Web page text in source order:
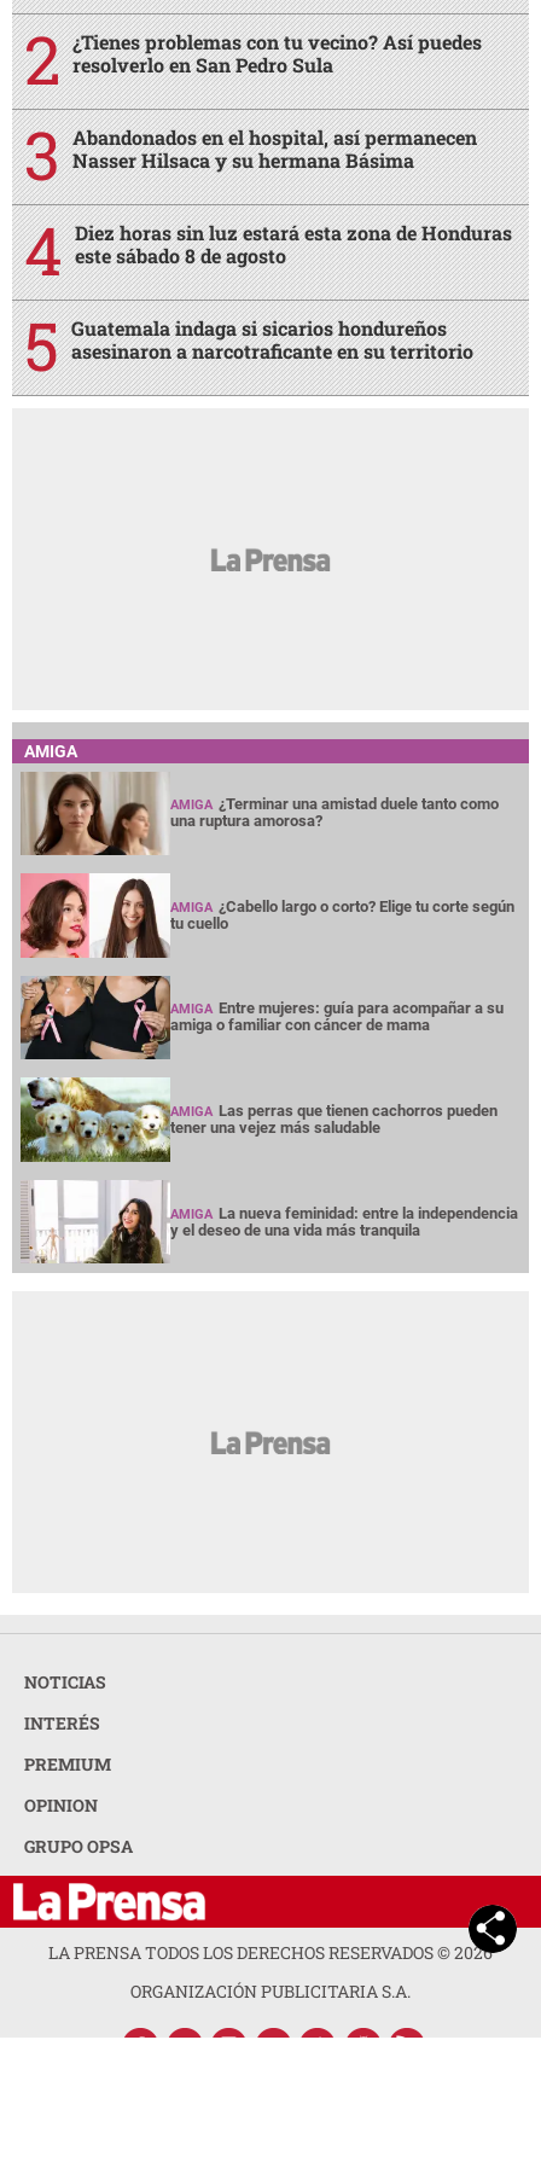
¿Tienes problemas con tu vecino? Así puedes
resolverlo en San Pedro Sula
Abandonados en el hospital, así permanecen
Nasser Hilsaca y su hermana Básima
Diez horas sin luz estará esta zona de Honduras
este sábado 8 de agosto
Guatemala indaga si sicarios hondureños
asesinaron a narcotraficante en su territorio
AMIGA
AMIGA ¿Terminar una amistad duele tanto como
una ruptura amorosa?
AMIGA ¿Cabello largo o corto? Elige tu corte según
tu cuello
AMIGA Entre mujeres: guía para acompañar a su
amiga o familiar con cáncer de mama
AMIGA Las perras que tienen cachorros pueden
tener una vejez más saludable
AMIGA La nueva feminidad: entre la independencia
y el deseo de una vida más tranquila
NOTICIAS
INTERÉS
PREMIUM
OPINION
GRUPO OPSA
LA PRENSA TODOS LOS DERECHOS RESERVADOS ©2026
ORGANIZACIÓN PUBLICITARIA S.A.